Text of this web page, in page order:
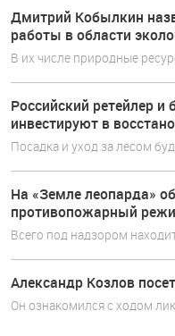
Дмитрий Кобылкин
работы в области
В их числе природные
Российский ретейлер и
инвестируют в
Посадка и уход за лесом
На «Земле леопарда»
противопожарный
Всего под надзором
Александр Козлов
Он ознакомился с ходом